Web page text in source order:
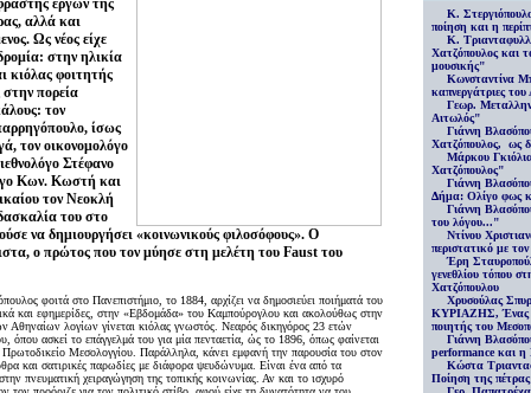
έργων της
αλλά και
Ως νέος είχε
στην ηλικία
κιόλας φοιτητής
πορεία
τον
ίσως
τον οικονομολόγο
Στέφανο
Κων. Κωστή και
τον Νεοκλή
του στο
να δημιουργήσει «κοινωνικούς φιλοσόφους». Ο
ο πρώτος που τον μύησε στη μελέτη του Faust του
φοιτά στο Πανεπιστήμιο, το 1884, αρχίζει να δημοσιεύει ποιήματά του
και εφημερίδες, στην «Εβδομάδα» του Καμπούρογλου και ακολούθως στην
Αθηναίων λογίων γίνεται κιόλας γνωστός. Νεαρός δικηγόρος 23 ετών
όπου ασκεί το επάγγελμά του για μία πενταετία, ώς το 1896, όπως φαίνεται
Πρωτοδικείο Μεσολογγίου. Παράλληλα, κάνει εμφανή την παρουσία του στον
και σατιρικές παρωδίες με διάφορα ψευδώνυμα. Είναι ένα από τα
πνευματική χειραγώγηση της τοπικής κοινωνίας. Αν και το ισχυρό
Κ.
ποίηση και η
Κ.
Χατζόπουλος και
μουσικής"
Κωνσταντίνα
καπνεργάτριες του
Γεωρ.
Αιτωλός"
Γιάννη
Χατζόπουλος, ως
Μάρκου
Χατζόπουλος"
Γιάννη
Δήμα: Ολίγο φως
Γιάννη
του λόγου..."
Ντίνου
περιστατικό με
Έρη
γενεθλίου τόπου
Χατζόπουλου
Χρυσούλας
ΚΥΡΙΑΖΗΣ, Ένας
ποιητής του
Γιάννη
performance και η
Κώστα
Ποίηση της